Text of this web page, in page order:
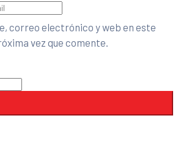
correo electrónico y web en este
vez que comente.